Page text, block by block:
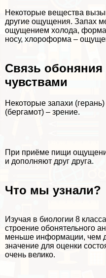
Некоторые вещества
другие ощущения. Запах
ощущением холода,
носу, хлороформа –
Связь обоняния
чувствами
Некоторые запахи
(бергамот) – зрение.
При приёме пищи
и дополняют друг друга.
Что мы узнали?
Изучая в биологии 8
строение обонятельного
меньше информации, чем
значение для оценки
очень велико.